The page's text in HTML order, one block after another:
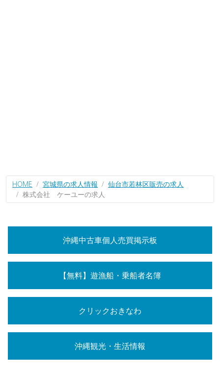
HOME 宮城県の求人情報
仙台市若林区販売の求人
株式会社 ケーユーの求人
沖縄中古車個人売買掲示板
【無料】遊漁船・乗船者名簿
クリックおきなわ
沖縄観光・生活情報